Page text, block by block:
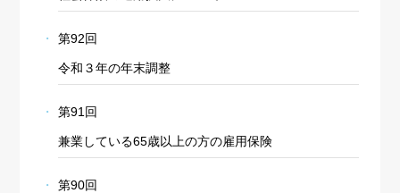
第92回
令和３年の年末調整
第91回
兼業している65歳以上の方の雇用保険
第90回